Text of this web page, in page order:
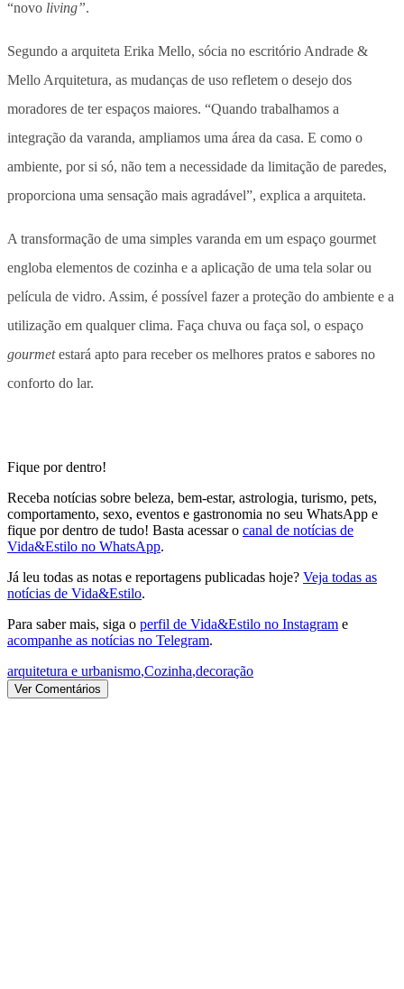
“novo living”.
Segundo a arquiteta Erika Mello, sócia no escritório Andrade &
Mello Arquitetura, as mudanças de uso refletem o desejo dos
moradores de ter espaços maiores. “Quando trabalhamos a
integração da varanda, ampliamos uma área da casa. E como o
ambiente, por si só, não tem a necessidade da limitação de paredes,
proporciona uma sensação mais agradável”, explica a arquiteta.
A transformação de uma simples varanda em um espaço gourmet
engloba elementos de cozinha e a aplicação de uma tela solar ou
película de vidro. Assim, é possível fazer a proteção do ambiente e a
utilização em qualquer clima. Faça chuva ou faça sol, o espaço
gourmetestará apto para receber os melhores pratos e sabores no
conforto do lar.
Fique por dentro!
Receba notícias sobre beleza, bem-estar, astrologia, turismo, pets,
comportamento, sexo, eventos e gastronomia no seu WhatsApp e
fique por dentro de tudo! Basta acessar o canal de notícias de
Vida&Estilo no WhatsApp.
Já leu todas as notas e reportagens publicadas hoje? Veja todas as
notícias de Vida&Estilo.
Para saber mais, siga o perfil de Vida&Estilo no Instagram e
acompanhe as notícias no Telegram.
arquitetura e urbanismo,Cozinha,decoração
Ver Comentários